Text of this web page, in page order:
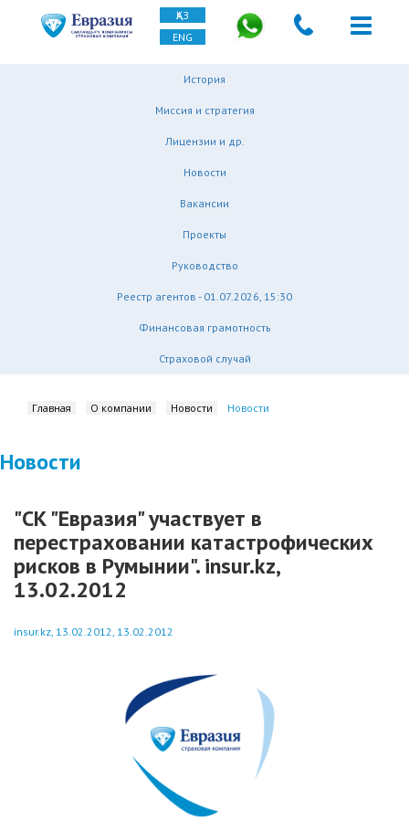
ҚАЗ
ENG
История
Миссия и стратегия
Лицензии и др.
Новости
Вакансии
Проекты
Руководство
Реестр агентов - 01.07.2026, 15:30
Финансовая грамотность
Страховой случай
Главная О компании Новости Новости
Новости
"СК "Евразия" участвует в
перестраховании катастрофических
рисков в Румынии". insur.kz,
13.02.2012
insur.kz, 13.02.2012, 13.02.2012